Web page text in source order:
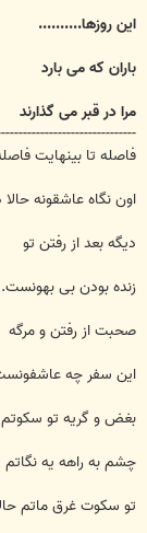
این روزها..........
باران که می بارد
مرا در قبر می گذارند
فاصله تا بینهایت
اون نگاه عاشقونه
دیگه بعد از رفتن تو
زنده بودن بی
صحبت از رفتن و مرگه
این سفر چه
بغض و گریه تو سکوتم
چشم به راهه یه نگاتم
تو سکوت غرق ماتم